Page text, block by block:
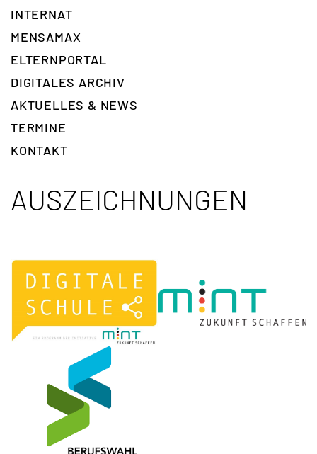
INTERNAT
MENSAMAX
ELTERNPORTAL
DIGITALES ARCHIV
AKTUELLES & NEWS
TERMINE
KONTAKT
AUSZEICHNUNGEN